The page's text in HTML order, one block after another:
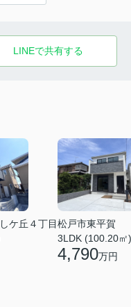
LINEで共有する
ケ丘４丁目松戸市東平賀
3LDK (100.20㎡)
4,790万円